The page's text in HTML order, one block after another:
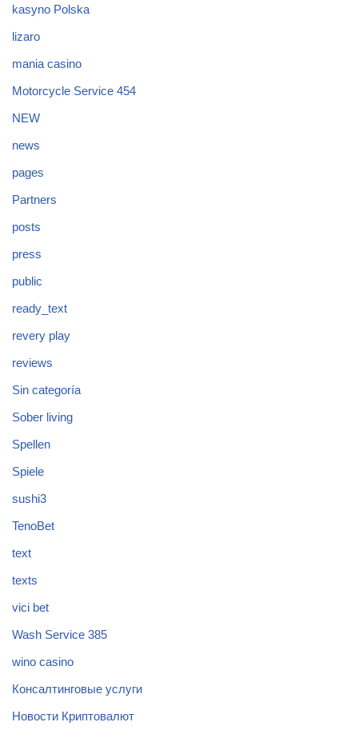
kasyno Polska
lizaro
mania casino
Motorcycle Service 454
NEW
news
pages
Partners
posts
press
public
ready_text
revery play
reviews
Sin categoría
Sober living
Spellen
Spiele
sushi3
TenoBet
text
texts
vici bet
Wash Service 385
wino casino
Консалтинговые услуги
Новости Криптовалют